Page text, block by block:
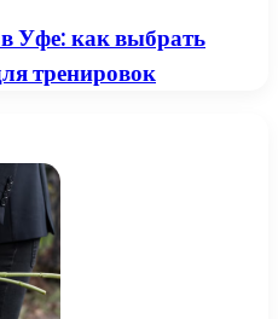
Уфе: как выбрать
тренировок